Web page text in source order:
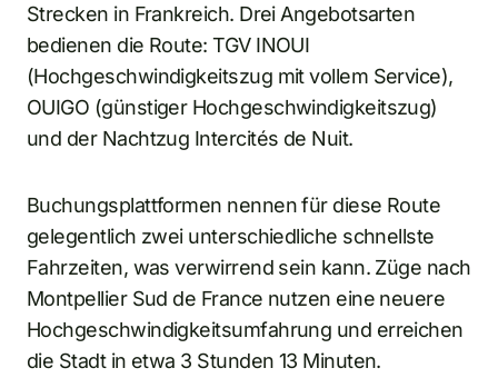
Strecken in Frankreich. Drei Angebotsarten
bedienen die Route: TGV INOUI
(Hochgeschwindigkeitszug mit vollem Service),
OUIGO (günstiger Hochgeschwindigkeitszug)
und der Nachtzug Intercités de Nuit.
Buchungsplattformen nennen für diese Route
gelegentlich zwei unterschiedliche schnellste
Fahrzeiten, was verwirrend sein kann. Züge nach
Montpellier Sud de France nutzen eine neuere
Hochgeschwindigkeitsumfahrung und erreichen
die Stadt in etwa 3 Stunden 13 Minuten.